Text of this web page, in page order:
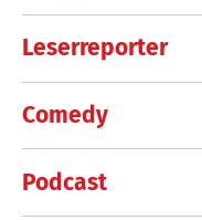
Leserreporter
Comedy
Podcast